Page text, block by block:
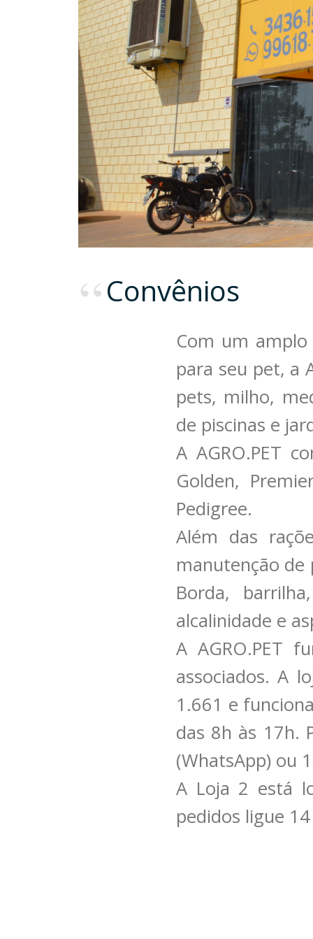
Convênios
Com um
para seu pet, a
pets, milho,
de piscinas e
A AGRO.PET
Golden,
Pedigree.
Além das
manutenção de
Borda,
alcalinidade e
A AGRO.PET
associados. A
1.661 e
das 8h às 17h.
(WhatsApp) ou
A Loja 2 está
pedidos ligue